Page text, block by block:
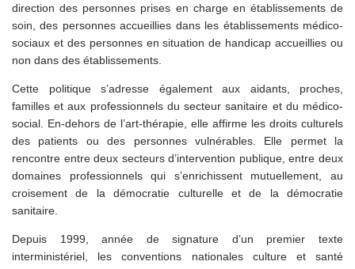
direction des personnes prises en charge en établissements de
soin, des personnes accueillies dans les établissements médico-
sociaux et des personnes en situation de handicap accueillies ou
non dans des établissements.
Cette politique s’adresse également aux aidants, proches,
familles et aux professionnels du secteur sanitaire et du médico-
social. En-dehors de l’art-thérapie, elle affirme les droits culturels
des patients ou des personnes vulnérables. Elle permet la
rencontre entre deux secteurs d’intervention publique, entre deux
domaines professionnels qui s’enrichissent mutuellement, au
croisement de la démocratie culturelle et de la démocratie
sanitaire.
Depuis 1999, année de signature d’un premier texte
interministériel, les conventions nationales culture et santé